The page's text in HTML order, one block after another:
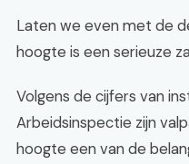
Laten we even met de
hoogte is een serieuze
Volgens de cijfers van
Arbeidsinspectie zijn
hoogte een van de